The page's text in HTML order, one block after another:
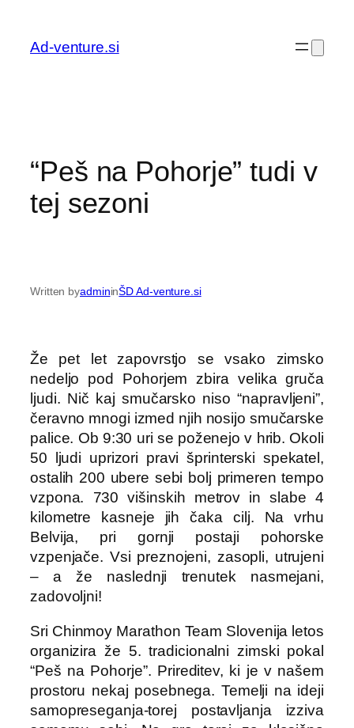
vsebino
Ad-venture.si
“Peš na Pohorje” tudi v
tej sezoni
Written byadmininŠD Ad-venture.si
Že pet let zapovrstjo se vsako zimsko
nedeljo pod Pohorjem zbira velika gruča
ljudi. Nič kaj smučarsko niso “napravljeni”,
čeravno mnogi izmed njih nosijo smučarske
palice. Ob 9:30 uri se poženejo v hrib. Okoli
50 ljudi uprizori pravi šprinterski spekatel,
ostalih 200 ubere sebi bolj primeren tempo
vzpona. 730 višinskih metrov in slabe 4
kilometre kasneje jih čaka cilj. Na vrhu
Belvija, pri gornji postaji pohorske
vzpenjače. Vsi preznojeni, zasopli, utrujeni
– a že naslednji trenutek nasmejani,
zadovoljni!
Sri Chinmoy Marathon Team Slovenija letos
organizira že 5. tradicionalni zimski pokal
“Peš na Pohorje”. Prireditev, ki je v našem
prostoru nekaj posebnega. Temelji na ideji
samopreseganja-torej postavljanja izziva